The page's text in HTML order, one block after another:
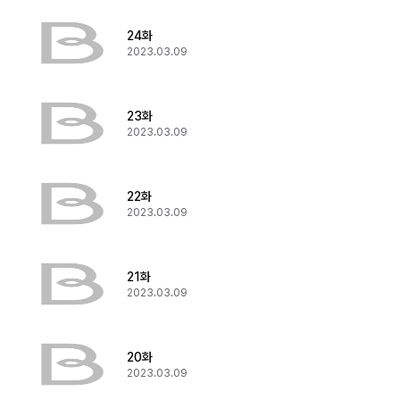
24화
2023.03.09
23화
2023.03.09
22화
2023.03.09
21화
2023.03.09
20화
2023.03.09